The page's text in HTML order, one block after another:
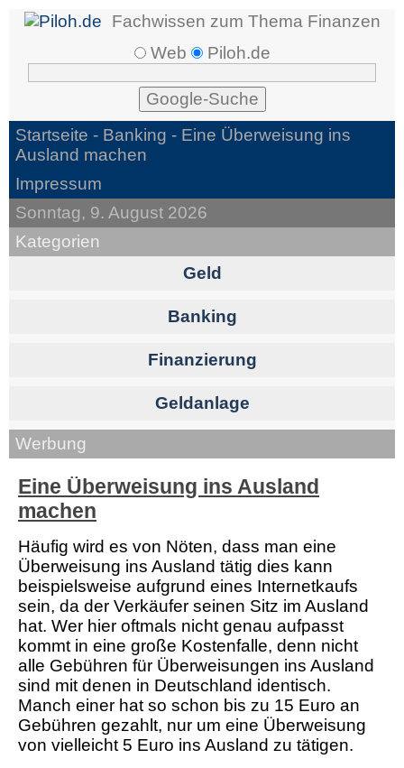
Fachwissen zum Thema Finanzen
Web
Piloh.de
Startseite - Banking - Eine Überweisung ins
Ausland machen
Impressum
Sonntag, 9. August 2026
Kategorien
Geld
Banking
Finanzierung
Geldanlage
Werbung
Eine Überweisung ins Ausland
machen
Häufig wird es von Nöten, dass man eine
Überweisung ins Ausland tätig dies kann
beispielsweise aufgrund eines Internetkaufs
sein, da der Verkäufer seinen Sitz im Ausland
hat. Wer hier oftmals nicht genau aufpasst
kommt in eine große Kostenfalle, denn nicht
alle Gebühren für Überweisungen ins Ausland
sind mit denen in Deutschland identisch.
Manch einer hat so schon bis zu 15 Euro an
Gebühren gezahlt, nur um eine Überweisung
von vielleicht 5 Euro ins Ausland zu tätigen.